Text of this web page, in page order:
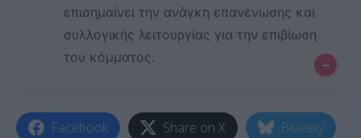
επισημαίνει την ανάγκη επανένωσης και
συλλογικής λειτουργίας για την επιβίωση
του κόμματος.
–
Facebook Share on X Bluesky